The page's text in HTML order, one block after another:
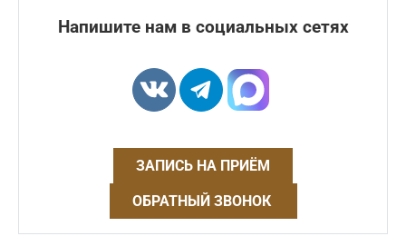
Напишите нам в социальных сетях
ЗАПИСЬ НА ПРИЁМ
ОБРАТНЫЙ ЗВОНОК